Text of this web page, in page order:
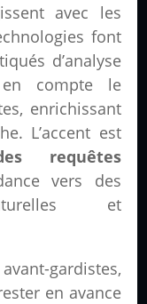
avec les
font
d’analyse
compte le
enrichissant
L’accent est
requêtes
vers des
et
gardistes,
en avance